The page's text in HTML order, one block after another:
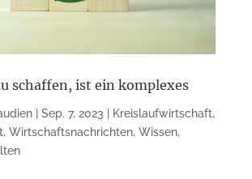
schaffen, ist ein komplexes
| Sep. 7, 2023 Kreislaufwirtschaft,
, Wirtschaftsnachrichten, Wissen,